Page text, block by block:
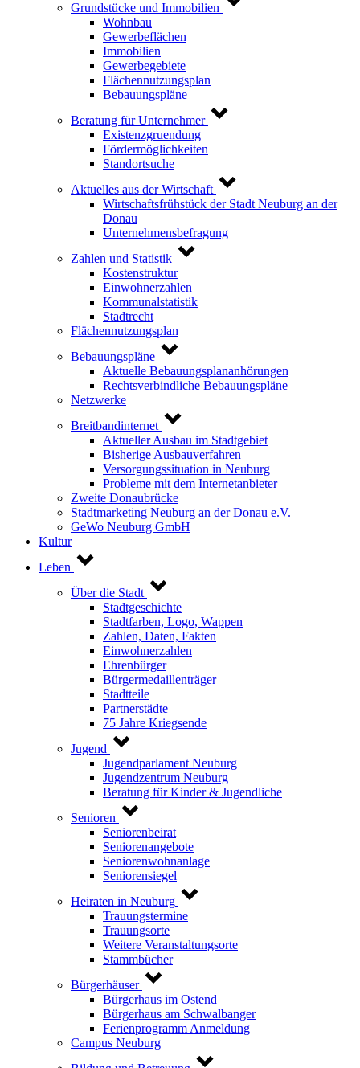
Grundstücke und Immobilien
Wohnbau
Gewerbeflächen
Immobilien
Gewerbegebiete
Flächennutzungsplan
Bebauungspläne
Beratung für Unternehmer
Existenzgruendung
Fördermöglichkeiten
Standortsuche
Aktuelles aus der Wirtschaft
Wirtschaftsfrühstück der Stadt Neuburg an der
Donau
Unternehmensbefragung
Zahlen und Statistik
Kostenstruktur
Einwohnerzahlen
Kommunalstatistik
Stadtrecht
Flächennutzungsplan
Bebauungspläne
Aktuelle Bebauungsplananhörungen
Rechtsverbindliche Bebauungspläne
Netzwerke
Breitbandinternet
Aktueller Ausbau im Stadtgebiet
Bisherige Ausbauverfahren
Versorgungssituation in Neuburg
Probleme mit dem Internetanbieter
Zweite Donaubrücke
Stadtmarketing Neuburg an der Donau e.V.
GeWo Neuburg GmbH
Kultur
Leben
Über die Stadt
Stadtgeschichte
Stadtfarben, Logo, Wappen
Zahlen, Daten, Fakten
Einwohnerzahlen
Ehrenbürger
Bürgermedaillenträger
Stadtteile
Partnerstädte
75 Jahre Kriegsende
Jugend
Jugendparlament Neuburg
Jugendzentrum Neuburg
Beratung für Kinder & Jugendliche
Senioren
Seniorenbeirat
Seniorenangebote
Seniorenwohnanlage
Seniorensiegel
Heiraten in Neuburg
Trauungstermine
Trauungsorte
Weitere Veranstaltungsorte
Stammbücher
Bürgerhäuser
Bürgerhaus im Ostend
Bürgerhaus am Schwalbanger
Ferienprogramm Anmeldung
Campus Neuburg